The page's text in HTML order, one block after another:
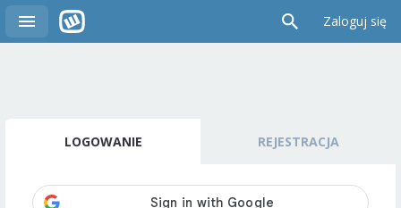
Zaloguj się
LOGOWANIE REJESTRACJA